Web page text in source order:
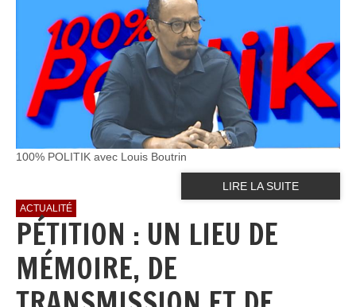
100% POLITIK avec Louis Boutrin
LIRE LA SUITE
ACTUALITÉ
PÉTITION : UN LIEU DE
MÉMOIRE, DE